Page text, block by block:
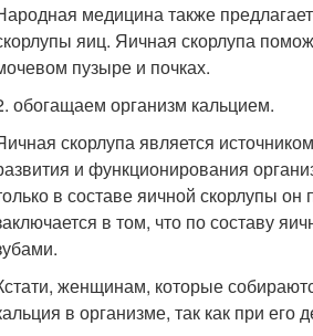
медицина также
яиц. Яичная скорлупа
пузыре и почках.
обогащаем организм кальцием.
скорлупа является
и функционирования
в составе яичной скорлупы
в том, что по составу
женщинам, которые
в организме, так как при его